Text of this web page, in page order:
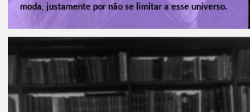
moda, justamente por não se limitar a esse universo.